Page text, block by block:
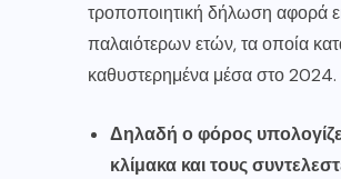
τροποποιητική δήλωση αφορά
παλαιότερων ετών, τα οποία
καθυστερημένα μέσα στο 2024.
Δηλαδή ο φόρος
κλίμακα και τους